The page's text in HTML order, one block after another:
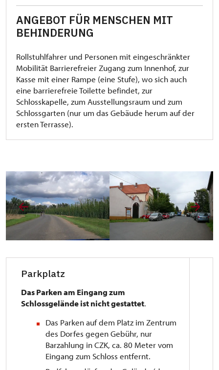
ANGEBOT FÜR MENSCHEN MIT
BEHINDERUNG
Rollstuhlfahrer und Personen mit eingeschränkter
Mobilität Barrierefreier Zugang zum Innenhof, zur
Kasse mit einer Rampe (eine Stufe), wo sich auch
eine barrierefreie Toilette befindet, zur
Schlosskapelle, zum Ausstellungsraum und zum
Schlossgarten (nur um das Gebäude herum auf der
ersten Terrasse).
Parkplatz
Das Parken am Eingang zum
Schlossgelände ist nicht gestattet.
Das Parken auf dem Platz im Zentrum
des Dorfes gegen Gebühr, nur
Barzahlung in CZK, ca. 80 Meter vom
Eingang zum Schloss entfernt.